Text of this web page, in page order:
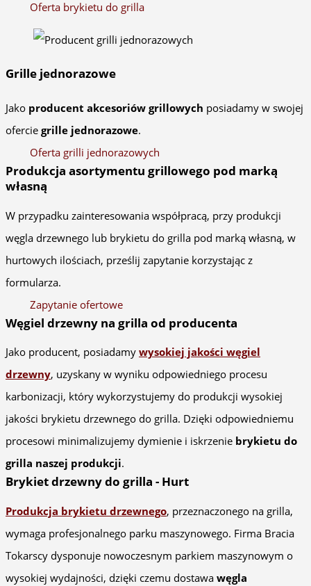
Oferta brykietu do grilla
Grille jednorazowe
Jako producent akcesoriów grillowych posiadamy w swojej
ofercie grille jednorazowe.
Oferta grilli jednorazowych
Produkcja asortymentu grillowego pod marką
własną
W przypadku zainteresowania współpracą, przy produkcji
węgla drzewnego lub brykietu do grilla pod marką własną, w
hurtowych ilościach, prześlij zapytanie korzystając z
formularza.
Zapytanie ofertowe
Węgiel drzewny na grilla od producenta
Jako producent, posiadamy wysokiej jakości węgiel
drzewny, uzyskany w wyniku odpowiedniego procesu
karbonizacji, który wykorzystujemy do produkcji wysokiej
jakości brykietu drzewnego do grilla. Dzięki odpowiedniemu
procesowi minimalizujemy dymienie i iskrzenie brykietu do
grilla naszej produkcji.
Brykiet drzewny do grilla - Hurt
Produkcja brykietu drzewnego, przeznaczonego na grilla,
wymaga profesjonalnego parku maszynowego. Firma Bracia
Tokarscy dysponuje nowoczesnym parkiem maszynowym o
wysokiej wydajności, dzięki czemu dostawa węgla